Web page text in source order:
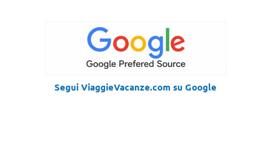
Segui ViaggieVacanze.com su Google